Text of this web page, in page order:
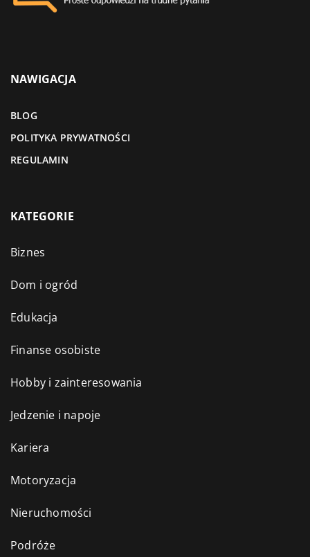
NAWIGACJA
BLOG
POLITYKA PRYWATNOŚCI
REGULAMIN
KATEGORIE
Biznes
Dom i ogród
Edukacja
Finanse osobiste
Hobby i zainteresowania
Jedzenie i napoje
Kariera
Motoryzacja
Nieruchomości
Podróże